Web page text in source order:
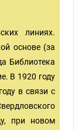
линиях.
основе (за
Библиотека
В 1920 году
в связи с
при новом